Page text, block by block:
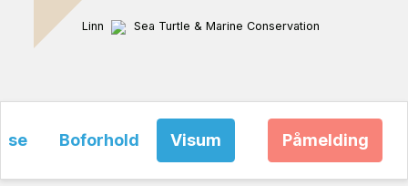
Linn Sea Turtle & Marine Conservation
Boforhold Visum Priser FAQ
Påmelding